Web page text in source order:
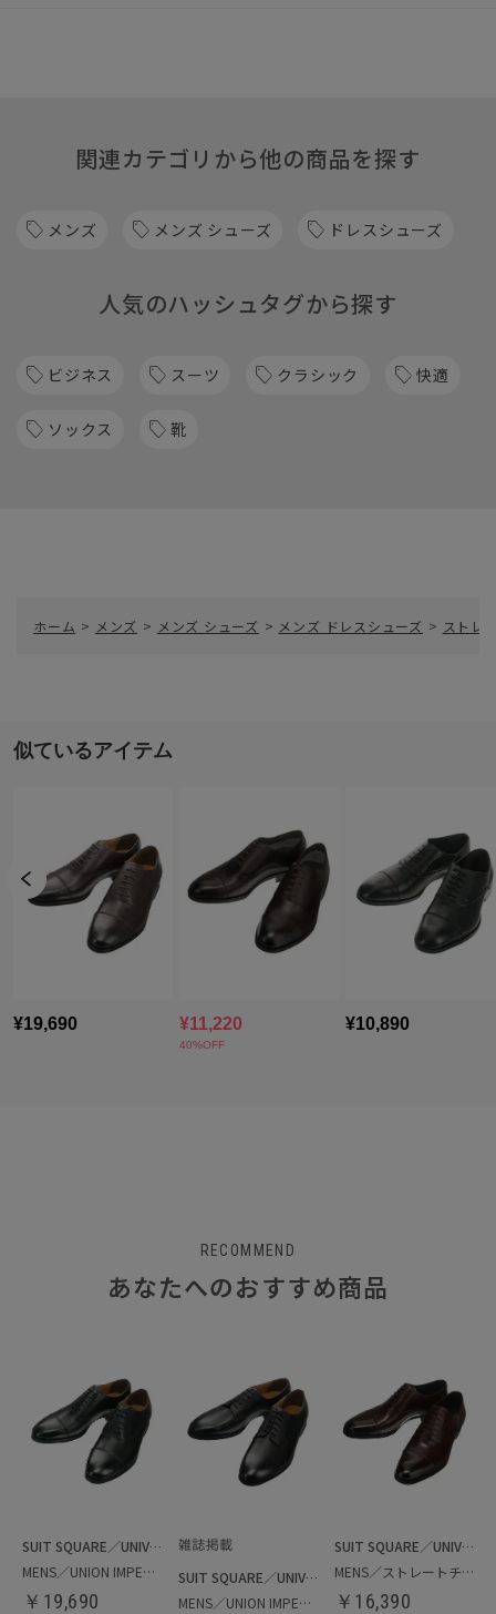
関連カテゴリから他の商品を探す
メンズ メンズ シューズ ドレスシューズ
人気のハッシュタグから探す
ビジネス スーツ クラシック 快適
ソックス 靴
ホーム > メンズ > メンズ シューズ > メンズ ドレスシューズ > ストレ
RECOMMEND
あなたへのおすすめ商品
SUIT SQUARE／UNIVERSAL LANGUAGE
MENS／UNION IMPERIAL監修／ストレートチップシューズ
￥ 19,690
SUIT SQUARE／UNIVERSAL LANGUAGE
MENS／UNION IMPERIAL監修／プレーントゥシューズ
SUIT SQUARE／UNIVERSAL LANGUAGE
MENS／ストレートチップシューズ
￥ 16,390